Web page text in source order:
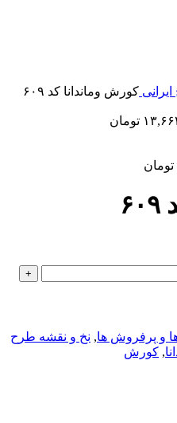
کورش وماندانا کد ۶۰۹
تومان
تومان
و پرفروش ها, نخ و نقشه طرح
, کورش